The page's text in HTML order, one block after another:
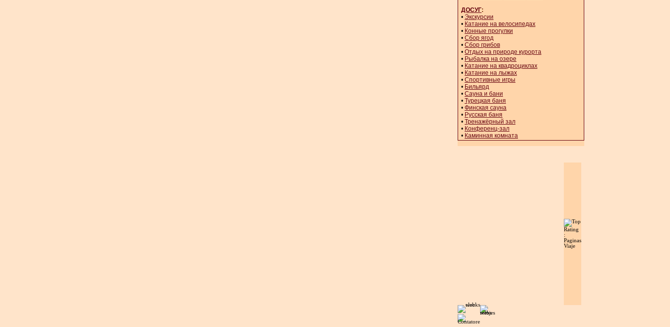
ДОСУГ:
• Экскурсии
• Катание на велосипедах
• Конные прогулки
• Сбор ягод
• Сбор грибов
• Отдых на природе курорта
• Рыбалка на озере
• Катание на квадроциклах
• Катание на лыжах
• Спортивные игры
• Бильярд
• Сауна и бани
• Турецкая баня
• Финская сауна
• Русская баня
• Тренажёрный зал
• Конференц-зал
• Каминная комната